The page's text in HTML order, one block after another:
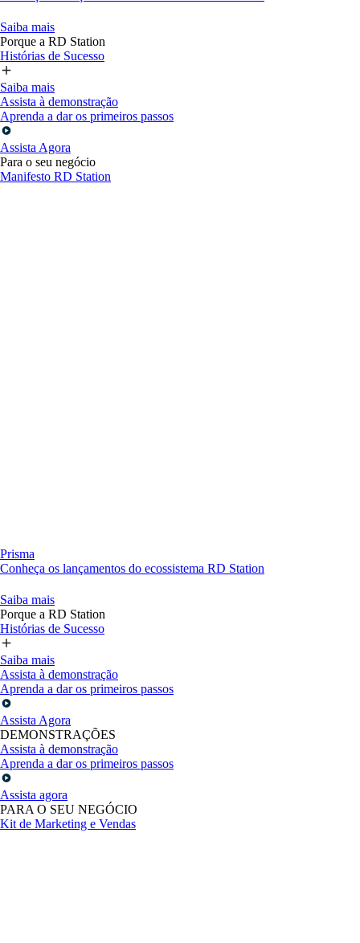
Saiba mais
Porque a RD Station
Histórias de Sucesso
Saiba mais
Assista à demonstração
Aprenda a dar os primeiros passos
Assista Agora
Para o seu negócio
Manifesto RD Station
Prisma
Conheça os lançamentos do ecossistema RD Station
Saiba mais
Porque a RD Station
Histórias de Sucesso
Saiba mais
Assista à demonstração
Aprenda a dar os primeiros passos
Assista Agora
DEMONSTRAÇÕES
Assista à demonstração
Aprenda a dar os primeiros passos
Assista agora
PARA O SEU NEGÓCIO
Kit de Marketing e Vendas